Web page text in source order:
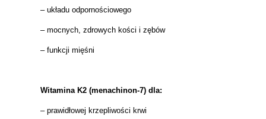
– układu odpornościowego
– mocnych, zdrowych kości i zębów
– funkcji mięśni
Witamina K2 (menachinon-7) dla:
– prawidłowej krzepliwości krwi